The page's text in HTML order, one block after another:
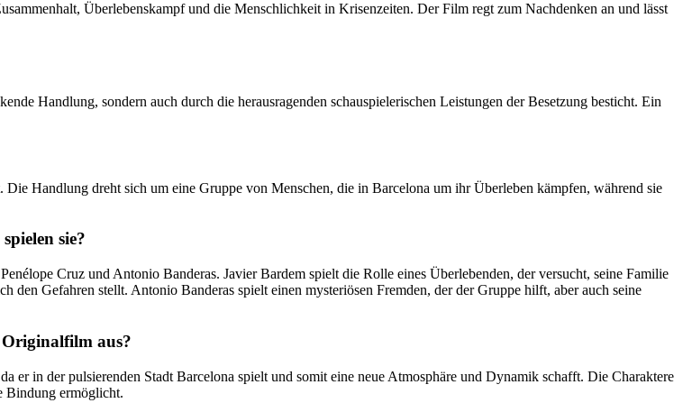
Überlebenskampf und die Menschlichkeit in Krisenzeiten. Der Film regt zum Nachdenken an und lässt
Handlung, sondern auch durch die herausragenden schauspielerischen Leistungen der Besetzung besticht. Ein
Handlung dreht sich um eine Gruppe von Menschen, die in Barcelona um ihr Überleben kämpfen, während sie
sie?
Cruz und Antonio Banderas. Javier Bardem spielt die Rolle eines Überlebenden, der versucht, seine Familie
den Gefahren stellt. Antonio Banderas spielt einen mysteriösen Fremden, der der Gruppe hilft, aber auch seine
Originalfilm aus?
in der pulsierenden Stadt Barcelona spielt und somit eine neue Atmosphäre und Dynamik schafft. Die Charaktere
Bindung ermöglicht.